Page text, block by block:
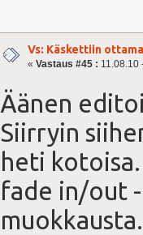
Vs: Käskettiin
« Vastaus #45 : 11.08.10
Äänen
Siirryin
heti
fade in/out